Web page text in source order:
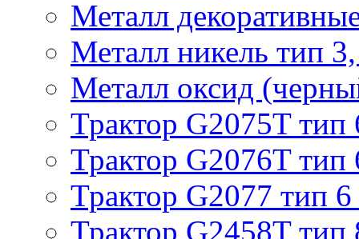
Металл
Металл никель тип
Металл оксид
Трактор G2075T тип
Трактор G2076T тип
Трактор G2077 тип 6
Трактор G2458T тип